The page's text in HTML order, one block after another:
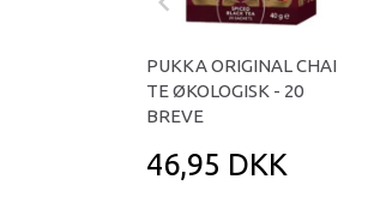
PUKKA ORIGINAL CHAI
TE ØKOLOGISK - 20
BREVE
46,95 DKK